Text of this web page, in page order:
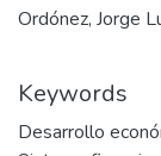
Ordónez, Jorge
Keywords
Desarrollo